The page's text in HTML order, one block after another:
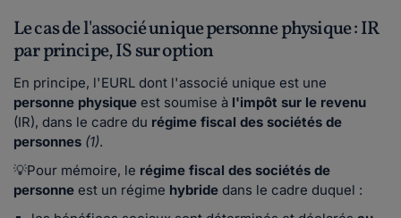
Le cas de l'associé unique personne physique : IR
par principe, IS sur option
En principe, l'EURL dont l'associé unique est une
personne physique est soumise à l'impôt sur le revenu
(IR), dans le cadre du régime fiscal des sociétés de
personnes (1).
💡Pour mémoire, le régime fiscal des sociétés de
personne est un régime hybride dans le cadre duquel :